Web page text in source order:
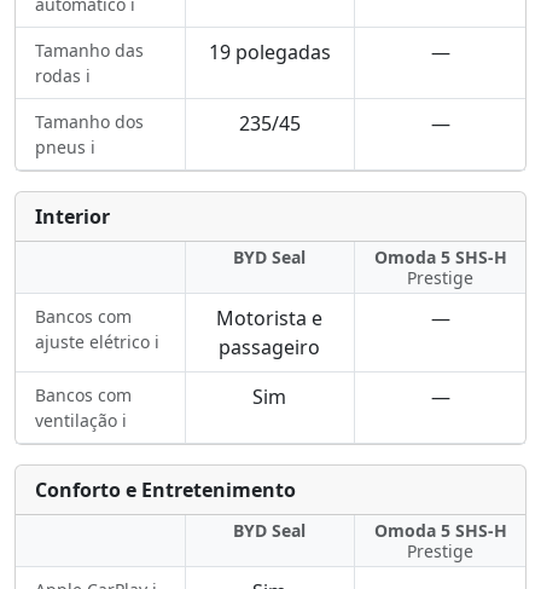
Tamanho das
rodas ℹ️
19 polegadas —
Tamanho dos
pneus ℹ️
235/45 —
Interior
BYD Seal
Omoda 5 SHS-H
Prestige
Bancos com
ajuste elétrico ℹ️
Motorista e
passageiro
—
Bancos com
ventilação ℹ️
Sim —
Conforto e Entretenimento
BYD Seal
Omoda 5 SHS-H
Prestige